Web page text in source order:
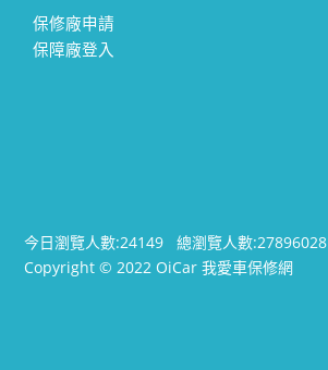
保修廠申請
保障廠登入
今日瀏覽人數:24149總瀏覽人數:27896028
Copyright © 2022 OiCar 我愛車保修網